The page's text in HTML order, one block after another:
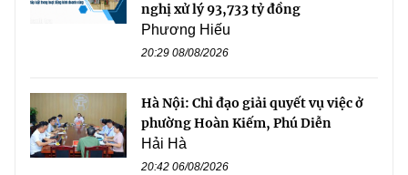
nghị xử lý 93,733 tỷ đồng
Phương Hiếu
20:29 08/08/2026
Hà Nội: Chỉ đạo giải quyết vụ việc ở
phường Hoàn Kiếm, Phú Diễn
Hải Hà
20:42 06/08/2026